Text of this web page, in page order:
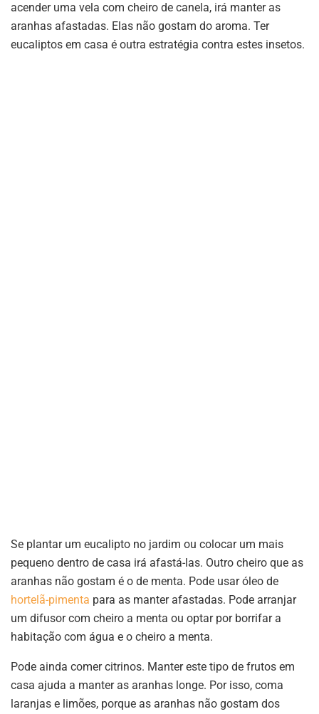
acender uma vela com cheiro de canela, irá manter as
aranhas afastadas. Elas não gostam do aroma. Ter
eucaliptos em casa é outra estratégia contra estes insetos.
Se plantar um eucalipto no jardim ou colocar um mais
pequeno dentro de casa irá afastá-las. Outro cheiro que as
aranhas não gostam é o de menta. Pode usar óleo de
hortelã-pimenta para as manter afastadas. Pode arranjar
um difusor com cheiro a menta ou optar por borrifar a
habitação com água e o cheiro a menta.
Pode ainda comer citrinos. Manter este tipo de frutos em
casa ajuda a manter as aranhas longe. Por isso, coma
laranjas e limões, porque as aranhas não gostam dos